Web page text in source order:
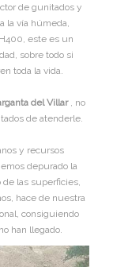
de gunitados y
la vía húmeda,
este es un
sobre todo si
toda la vida.
del Villar , no
de atenderle.
y recursos
depurado la
las superficies,
hace de nuestra
consiguiendo
han llegado.